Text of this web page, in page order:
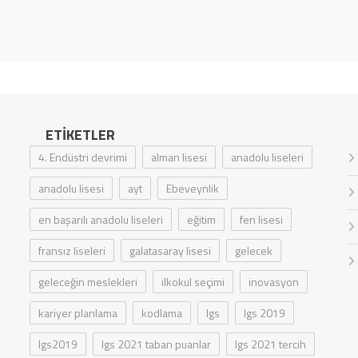
ETIKETLER
4. Endüstri devrimi alman lisesi
anadolu liseleri
anadolu lisesi
ayt
Ebeveynlik
en başarılı anadolu liseleri
eğitim
fen lisesi
fransız liseleri
galatasaray lisesi
gelecek
geleceğin meslekleri
ilkokul seçimi
inovasyon
kariyer planlama
kodlama lgs
lgs 2019
lgs2019
lgs 2021 taban puanlar lgs 2021 tercih